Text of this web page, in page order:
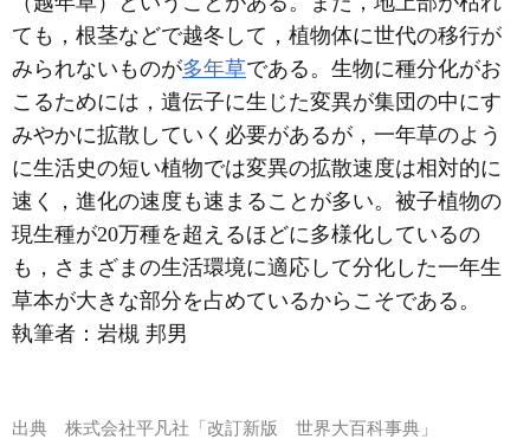
ても，根茎などで越冬して，植物体に世代の移行が
みられないものが多年草である。生物に種分化がお
こるためには，遺伝子に生じた変異が集団の中にす
みやかに拡散していく必要があるが，一年草のよう
に生活史の短い植物では変異の拡散速度は相対的に
速く，進化の速度も速まることが多い。被子植物の
現生種が20万種を超えるほどに多様化しているの
も，さまざまの生活環境に適応して分化した一年生
草本が大きな部分を占めているからこそである。
執筆者： 岩槻 邦男
出典 株式会社平凡社「改訂新版 世界大百科事典」